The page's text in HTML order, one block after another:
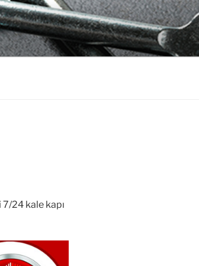
24 kale kapı